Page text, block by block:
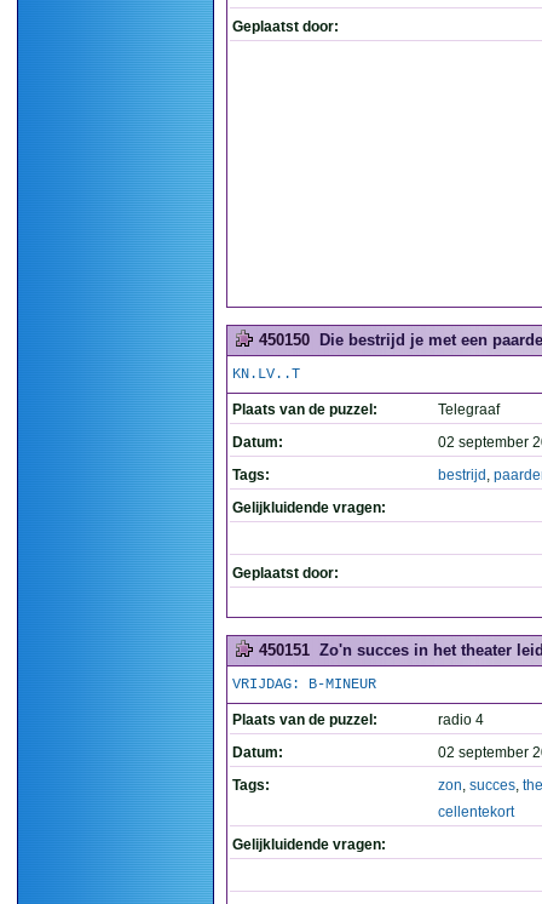
Geplaatst door:
450150 Die bestrijd je met een
KN.LV..T
Plaats van de puzzel:
Telegraaf
Datum:
02 september
Tags:
bestrijd ,
Gelijkluidende vragen:
Geplaatst door:
450151 Zo'n succes in het theater
VRIJDAG: B-MINEUR
Plaats van de puzzel:
radio 4
Datum:
02 september
Tags:
zon, succes,
cellentekort
Gelijkluidende vragen: